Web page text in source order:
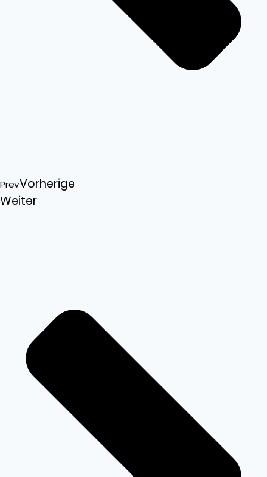
PrevVorherige
Weiter